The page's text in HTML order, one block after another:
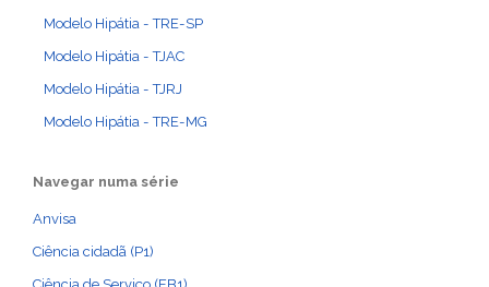
Modelo Hipátia - TRE-SP
Modelo Hipátia - TJAC
Modelo Hipátia - TJRJ
Modelo Hipátia - TRE-MG
Navegar numa série
Anvisa
Ciência cidadã (P1)